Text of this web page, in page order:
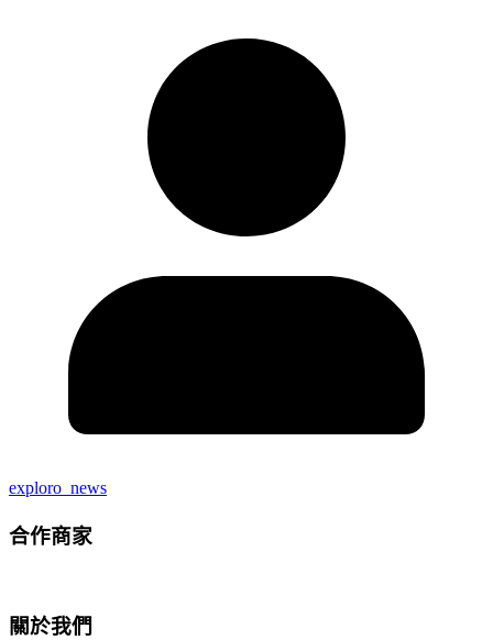
exploro_news
合作商家
關於我們